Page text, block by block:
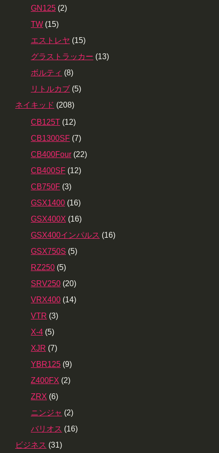
GN125 (2)
TW (15)
エストレヤ (15)
グラストラッカー (13)
ボルティ (8)
リトルカブ (5)
ネイキッド (208)
CB125T (12)
CB1300SF (7)
CB400Four (22)
CB400SF (12)
CB750F (3)
GSX1400 (16)
GSX400X (16)
GSX400インパルス (16)
GSX750S (5)
RZ250 (5)
SRV250 (20)
VRX400 (14)
VTR (3)
X-4 (5)
XJR (7)
YBR125 (9)
Z400FX (2)
ZRX (6)
ニンジャ (2)
バリオス (16)
ビジネス (31)